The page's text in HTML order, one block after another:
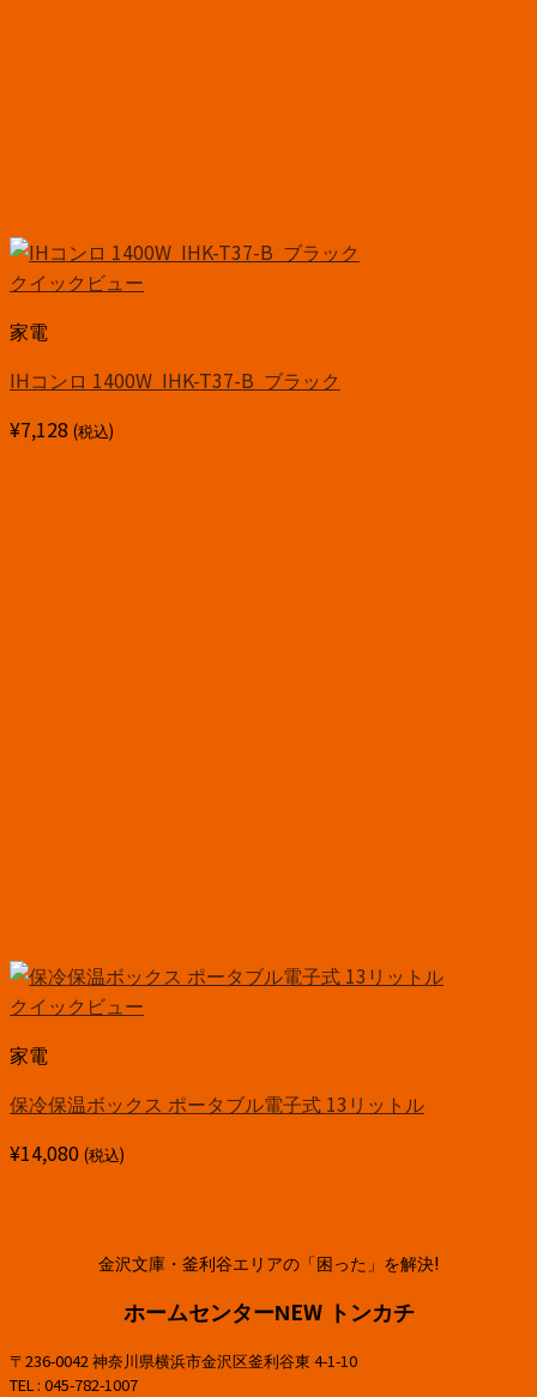
クイックビュー
家電
IHコンロ 1400W IHK-T37-B ブラック
¥7,128 (税込)
クイックビュー
家電
保冷保温ボックス ポータブル電子式 13リットル
¥14,080 (税込)
金沢文庫・釜利谷エリアの「困った」を解決!
ホームセンターNEW トンカチ
〒236-0042 神奈川県横浜市金沢区釜利谷東 4-1-10
TEL : 045-782-1007